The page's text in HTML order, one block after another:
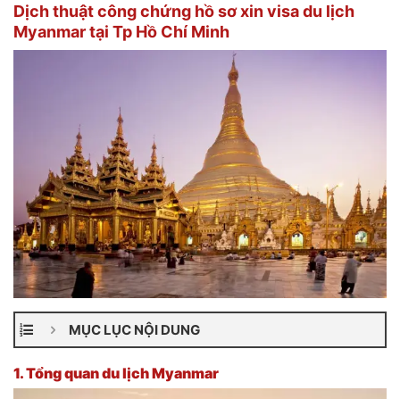
Dịch thuật công chứng hồ sơ xin visa du lịch
Myanmar tại Tp Hồ Chí Minh
MỤC LỤC NỘI DUNG
1.Tổng quan du lịch Myanmar